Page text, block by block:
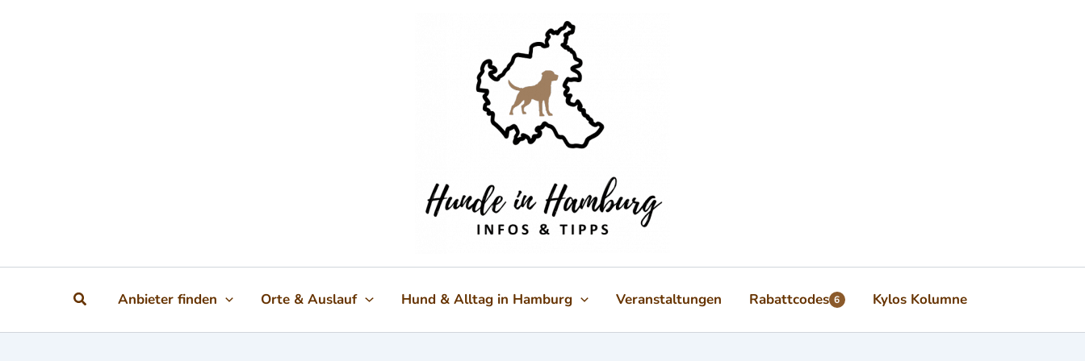
SuchenAnbieter finden Orte & Auslauf Hund & Alltag in Hamburg Veranstaltungen Rabattcodes 6 Kylos Kolumne